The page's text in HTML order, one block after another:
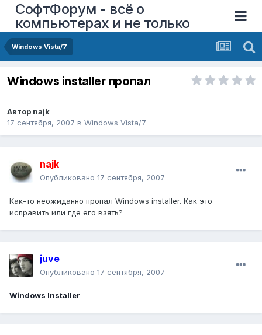
СофтФорум - всё о
компьютерах и не только
Windows Vista/7
Windows installer пропал
Автор najk
17 сентября, 2007 в Windows Vista/7
najk
Опубликовано 17 сентября, 2007
Как-то неожиданно пропал Windows installer. Как это
исправить или где его взять?
juve
Опубликовано 17 сентября, 2007
Windows Installer